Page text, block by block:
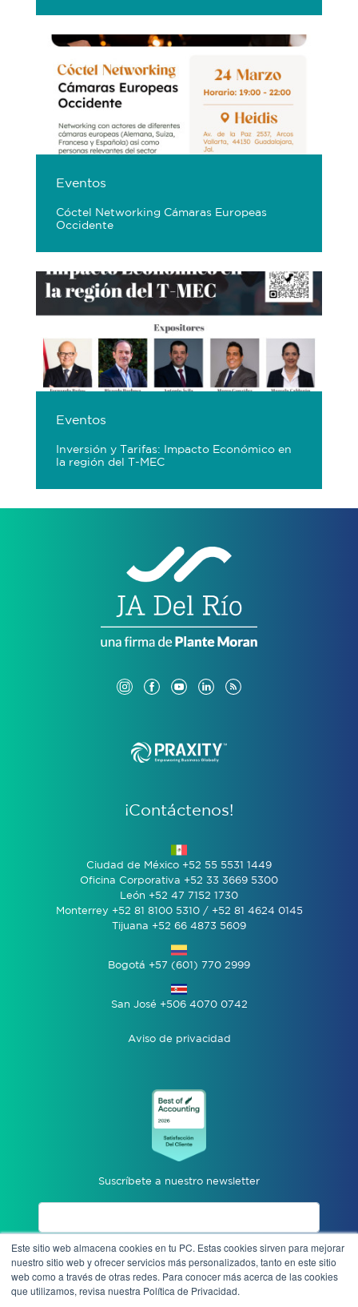
Este sitio web almacena cookies en tu PC. Estas cookies sirven para mejorar
nuestro sitio web y ofrecer servicios más personalizados, tanto en este sitio
web como a través de otras redes. Para conocer más acerca de las cookies
que utilizamos, revisa nuestra Política de Privacidad.
Eventos
Cóctel Networking Cámaras Europeas
Occidente
Eventos
Inversión y Tarifas: Impacto Económico en
la región del T-MEC
¡Contáctenos!
Ciudad de México +52 55 5531 1449
Oficina Corporativa +52 33 3669 5300
León +52 47 7152 1730
Monterrey +52 81 8100 5310 / +52 81 4624 0145
Tijuana +52 66 4873 5609
Bogotá +57 (601) 770 2999
San José +506 4070 0742
Aviso de privacidad
Suscríbete a nuestro newsletter
Enviar